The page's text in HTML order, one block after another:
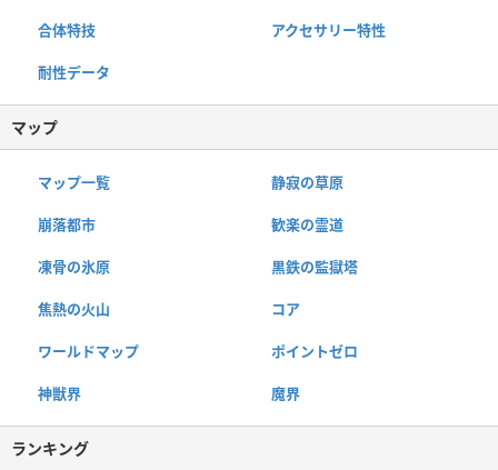
合体特技 アクセサリー特性
耐性データ
マップ
マップ一覧 静寂の草原
崩落都市 歓楽の霊道
凍骨の氷原 黒鉄の監獄塔
焦熱の火山 コア
ワールドマップ ポイントゼロ
神獣界 魔界
ランキング